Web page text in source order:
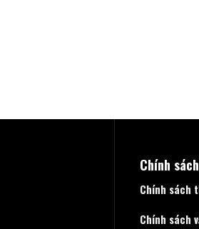
Chính
Chính sách
Chính sách